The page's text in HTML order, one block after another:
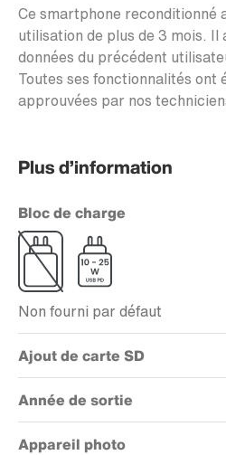
Ce smartphone reconditionné
utilisation de plus de 3 mois. Il
données du précédent
Toutes ses fonctionnalités ont
approuvées par nos
Plus d’information
Bloc de charge
Non fourni par défaut
Ajout de carte SD
Année de sortie
Appareil photo